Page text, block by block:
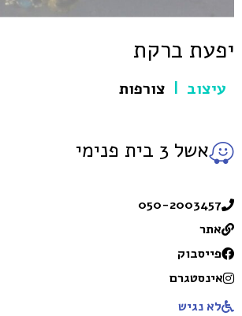
יפעת ברקת
עיצוב | צורפות
אשל 3 בית פנימי
050-2003457
אתר
פייסבוק
אינסטגרם
לא נגיש